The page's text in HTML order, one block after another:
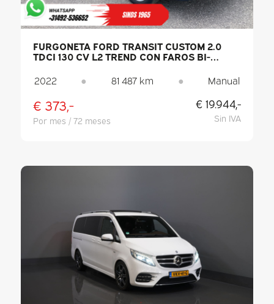
FURGONETA FORD TRANSIT CUSTOM 2.0
TDCI 130 CV L2 TREND CON FAROS BI-
CARPLAY, CÁMARA, PDC, CONTROL DE
CRUCERO, DAB Y AIRE ACONDICIONADO
2022 ● 81 487 km ● Manual
€ 373,-
Por mes / 72 meses
€ 19.944,-
Sin IVA